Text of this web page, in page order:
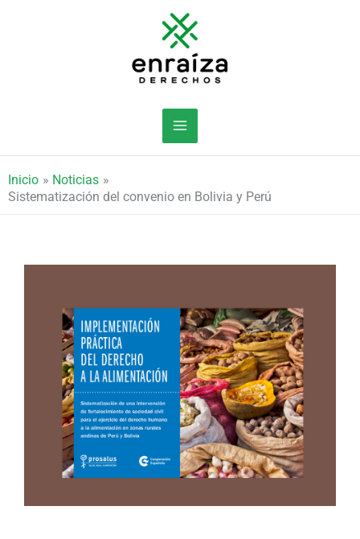
Inicio
Noticias
Sistematización del convenio en Bolivia y Perú